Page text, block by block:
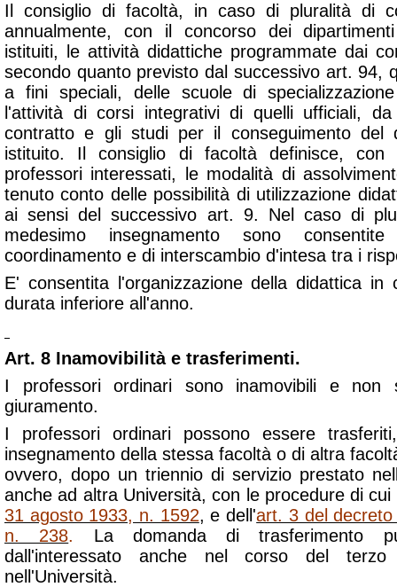
Il consiglio di facoltà, in caso di pluralità di
annualmente, con il concorso dei
istituiti, le attività didattiche programmate dai
secondo quanto previsto dal successivo art. 94,
a fini speciali, delle scuole di
l'attività di corsi integrativi di quelli ufficiali,
contratto e gli studi per il conseguimento del
istituito. Il consiglio di facoltà definisce, con
professori interessati, le modalità di
tenuto conto delle possibilità di utilizzazione
ai sensi del successivo art. 9. Nel caso di
medesimo insegnamento sono
coordinamento e di interscambio d'intesa tra i
E' consentita l'organizzazione della didattica in
durata inferiore all'anno.
Art. 8 Inamovibilità e trasferimenti.
I professori ordinari sono inamovibili e non
giuramento.
I professori ordinari possono essere
insegnamento della stessa facoltà o di altra
ovvero, dopo un triennio di servizio prestato
anche ad altra Università, con le procedure di cui
31 agosto 1933, n. 1592, e dell'art. 3 del
n. 238.
La domanda di trasferimento
dall'interessato anche nel corso del
nell'Università.